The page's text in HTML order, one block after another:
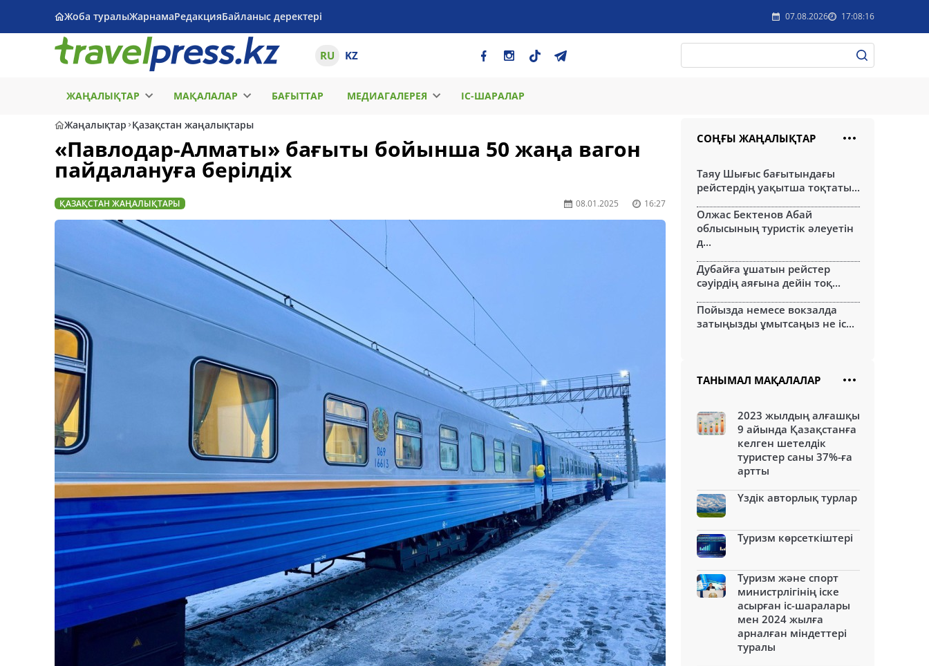
Жоба туралыЖарнамаРедакцияБайланыс деректері 07.08.2026 17:08:16
RU KZ
ЖАҢАЛЫҚТАР МАҚАЛАЛАР БАҒЫТТАР МЕДИАГАЛЕРЕЯ ІС-ШАРАЛАР
Жаңалықтар Қазақстан жаңалықтары
«Павлодар-Алматы» бағыты бойынша 50 жаңа вагон
пайдалануға берілдіх
ҚАЗАҚСТАН ЖАҢАЛЫҚТАРЫ 08.01.2025 16:27
СОҢҒЫ ЖАҢАЛЫҚТАР
Таяу Шығыс бағытындағы
рейстердің уақытша тоқтаты...
Олжас Бектенов Абай
облысының туристік әлеуетін
д...
Дубайға ұшатын рейстер
сәуірдің аяғына дейін тоқ...
Пойызда немесе вокзалда
затыңызды ұмытсаңыз не іс...
ТАНЫМАЛ МАҚАЛАЛАР
2023 жылдың алғашқы
9 айында Қазақстанға
келген шетелдік
туристер саны 37%-ға
артты
Үздік авторлық турлар
Туризм көрсеткіштері
Туризм және спорт
министрлігінің іске
асырған іс-шаралары
мен 2024 жылға
арналған міндеттері
туралы